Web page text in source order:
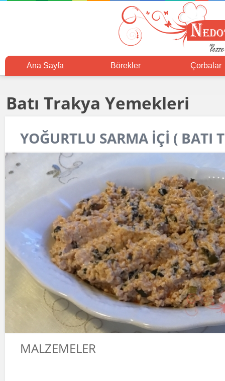
Ana Sayfa Börekler Çorbalar
Batı Trakya Yemekleri
YOĞURTLU SARMA İÇİ ( BATI
MALZEMELER